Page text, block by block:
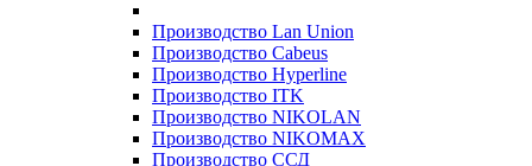
Производство Lan Union
Производство Cabeus
Производство Hyperline
Производство ITK
Производство NIKOLAN
Производство NIKOMAX
Производство ССД